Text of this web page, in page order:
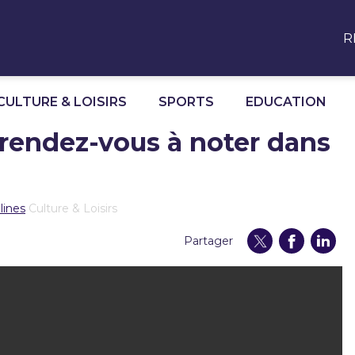
& LOISIRS SPORTS EDUCATION
vous à noter dans
Culture & Loisirs
Partager